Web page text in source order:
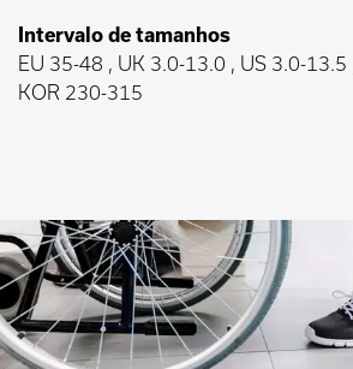
Intervalo de tamanhos
EU 35-48 , UK 3.0-13.0 , US 3.0-13.5
KOR 230-315